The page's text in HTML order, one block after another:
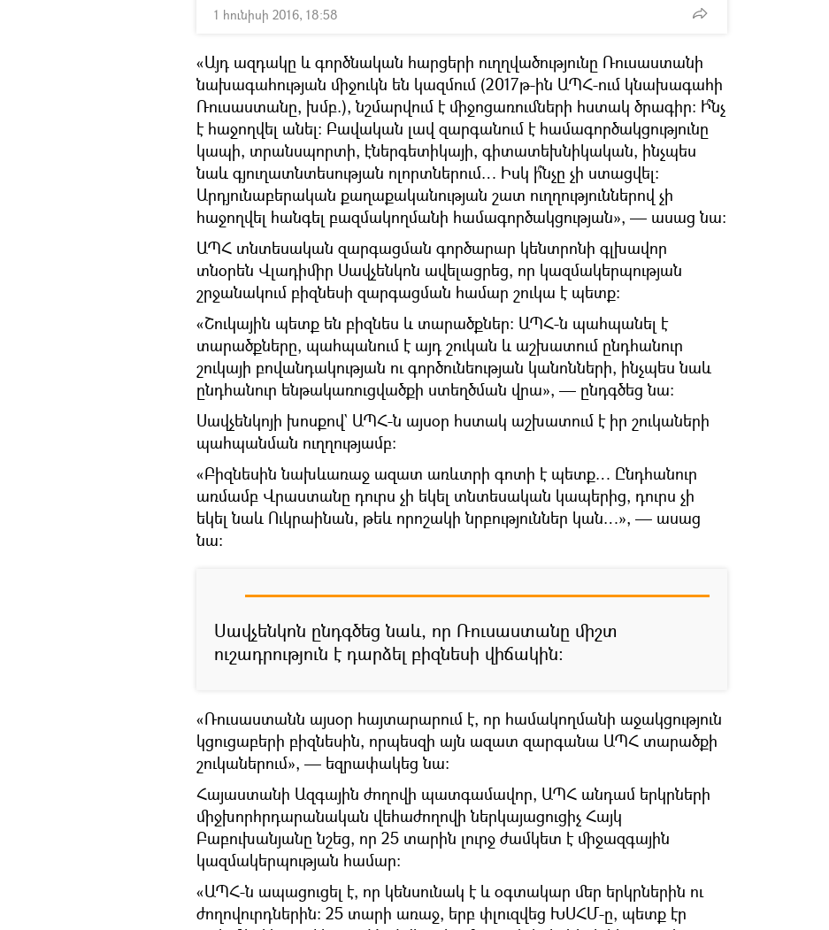
1 հունիսի 2016, 18:58
«Այդ ազդակը և գործնական հարցերի ուղղվածությունը Ռուսաստանի
նախագահության միջուկն են կազմում (2017թ-ին ԱՊՀ-ում կնախագահի
Ռուսաստանը, խմբ.), նշմարվում է միջոցառումների հստակ ծրագիր։ Ի՞նչ
է հաջողվել անել։ Բավական լավ զարգանում է համագործակցությունը
կապի, տրանսպորտի, էներգետիկայի, գիտատեխնիկական, ինչպես
նաև գյուղատնտեսության ոլորտներում… Իսկ ի՞նչը չի ստացվել։
Արդյունաբերական քաղաքականության շատ ուղղություններով չի
հաջողվել հանգել բազմակողմանի համագործակցության», — ասաց նա։
ԱՊՀ տնտեսական զարգացման գործարար կենտրոնի գլխավոր
տնօրեն Վլադիմիր Սավչենկոն ավելացրեց, որ կազմակերպության
շրջանակում բիզնեսի զարգացման համար շուկա է պետք։
«Շուկային պետք են բիզնես և տարածքներ։ ԱՊՀ-ն պահպանել է
տարածքները, պահպանում է այդ շուկան և աշխատում ընդհանուր
շուկայի բովանդակության ու գործունեության կանոնների, ինչպես նաև
ընդհանուր ենթակառուցվածքի ստեղծման վրա», — ընդգծեց նա։
Սավչենկոյի խոսքով` ԱՊՀ-ն այսօր հստակ աշխատում է իր շուկաների
պահպանման ուղղությամբ։
«Բիզնեսին նախևառաջ ազատ առևտրի գոտի է պետք… Ընդհանուր
առմամբ Վրաստանը դուրս չի եկել տնտեսական կապերից, դուրս չի
եկել նաև Ուկրաինան, թեև որոշակի նրբություններ կան…», — ասաց
նա։
Սավչենկոն ընդգծեց նաև, որ Ռուսաստանը միշտ
ուշադրություն է դարձել բիզնեսի վիճակին։
«Ռուսաստանն այսօր հայտարարում է, որ համակողմանի աջակցություն
կցուցաբերի բիզնեսին, որպեսզի այն ազատ զարգանա ԱՊՀ տարածքի
շուկաներում», — եզրափակեց նա։
Հայաստանի Ազգային ժողովի պատգամավոր, ԱՊՀ անդամ երկրների
միջխորհրդարանական վեհաժողովի ներկայացուցիչ Հայկ
Բաբուխանյանը նշեց, որ 25 տարին լուրջ ժամկետ է միջազգային
կազմակերպության համար։
«ԱՊՀ-ն ապացուցել է, որ կենսունակ է և օգտակար մեր երկրներին ու
ժողովուրդներին։ 25 տարի առաջ, երբ փլուզվեց ԽՍՀՄ-ը, պետք էր